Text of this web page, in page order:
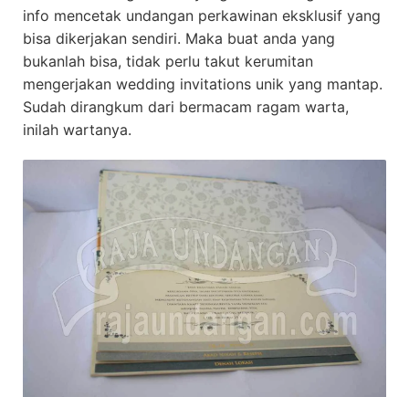
info mencetak undangan perkawinan eksklusif yang
bisa dikerjakan sendiri. Maka buat anda yang
bukanlah bisa, tidak perlu takut kerumitan
mengerjakan wedding invitations unik yang mantap.
Sudah dirangkum dari bermacam ragam warta,
inilah wartanya.